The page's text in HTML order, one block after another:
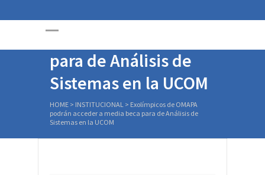
OMAPA podrán
acceder a media beca
para de Análisis de
Sistemas en la UCOM
HOME > INSTITUCIONAL > Exolímpicos de OMAPA
podrán acceder a media beca para de Análisis de
Sistemas en la UCOM